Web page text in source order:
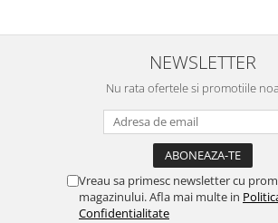
treaba,va
rapiditate si
NEWSLETTER
Nu rata ofertele si promotiile
Vreau sa primesc newsletter cu
magazinului. Afla mai multe in
Confidentialitate